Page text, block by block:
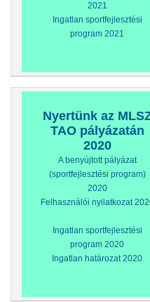
2021
Ingatlan sportfejlesztési
program 2021
Nyertünk az
TAO pályázatán
2020
A benyújtott pályázat
(sportfejlesztési program)
2020
Felhasználói nyilatkozat
Ingatlan sportfejlesztési
program 2020
Ingatlan határozat 2020